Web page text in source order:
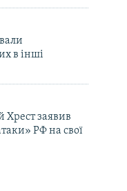
в інші
Хрест заявив
РФ на свої